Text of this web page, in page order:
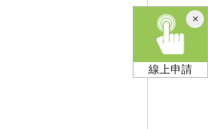
×關
閉
線上申請